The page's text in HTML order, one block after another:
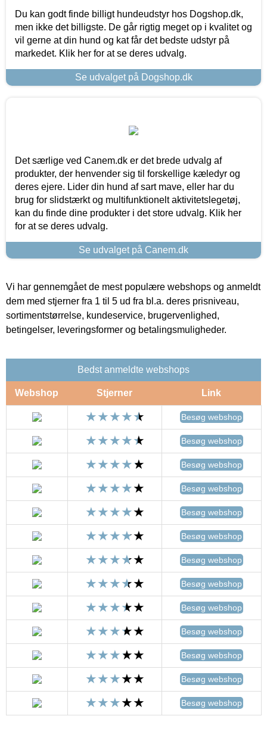
Du kan godt finde billigt hundeudstyr hos Dogshop.dk,
men ikke det billigste. De går rigtig meget op i kvalitet og
vil gerne at din hund og kat får det bedste udstyr på
markedet. Klik her for at se deres udvalg.
Se udvalget på Dogshop.dk
Det særlige ved Canem.dk er det brede udvalg af
produkter, der henvender sig til forskellige kæledyr og
deres ejere. Lider din hund af sart mave, eller har du
brug for slidstærkt og multifunktionelt aktivitetslegetøj,
kan du finde dine produkter i det store udvalg. Klik her
for at se deres udvalg.
Se udvalget på Canem.dk
Vi har gennemgået de mest populære webshops og anmeldt
dem med stjerner fra 1 til 5 ud fra bl.a. deres prisniveau,
sortimentstørrelse, kundeservice, brugervenlighed,
betingelser, leveringsformer og betalingsmuligheder.
Bedst anmeldte webshops
Webshop Stjerner Link
Besøg webshop
Besøg webshop
Besøg webshop
Besøg webshop
Besøg webshop
Besøg webshop
Besøg webshop
Besøg webshop
Besøg webshop
Besøg webshop
Besøg webshop
Besøg webshop
Besøg webshop